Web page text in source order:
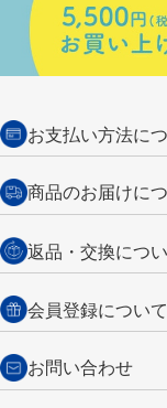
お支払い方法に
クレジットカード
代金引換
銀行振込【前払い】
商品のお届けに
営業日午前11時までの決済
ご注文は翌営業日の発送
送料：全国一律 660円（税込
詳しくはご利用ガイドをご
返品・交換につ
返品の場合
商品到着後7日以内・未使
い。
会員登録について
・新規ご入会で
・税込み2,200円以上のお買
お問い合わせ